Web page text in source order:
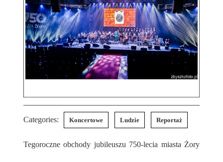
Categories: Koncertowe Ludzie Reportaż
Tegoroczne obchody jubileuszu 750-lecia miasta Żory